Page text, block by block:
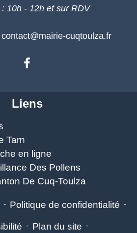
: 10h - 12h et sur RDV
cuqtoulza.fr
Liens
Tarn
en ligne
Des Pollens
De Cuq-Toulza
- Politique de confidentialité -
- Plan du site -